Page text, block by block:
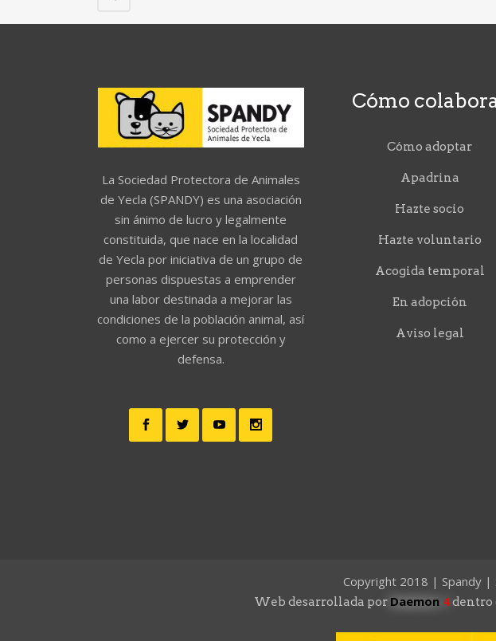
La Sociedad Protectora de Animales
de Yecla (SPANDY) es una asociación
sin ánimo de lucro y legalmente
constituida, que nace en la localidad
de Yecla por iniciativa de un grupo de
personas dispuestas a emprender
una labor destinada a mejorar las
condiciones de la población animal, así
como a ejercer su protección y
defensa.
Cómo
Cómo adoptar
Apadrina
Hazte socio
Hazte voluntario
Acogida temporal
En adopción
Aviso legal
Copyright 2018 | Spandy |
Web desarrollada por Daemon 4dentro